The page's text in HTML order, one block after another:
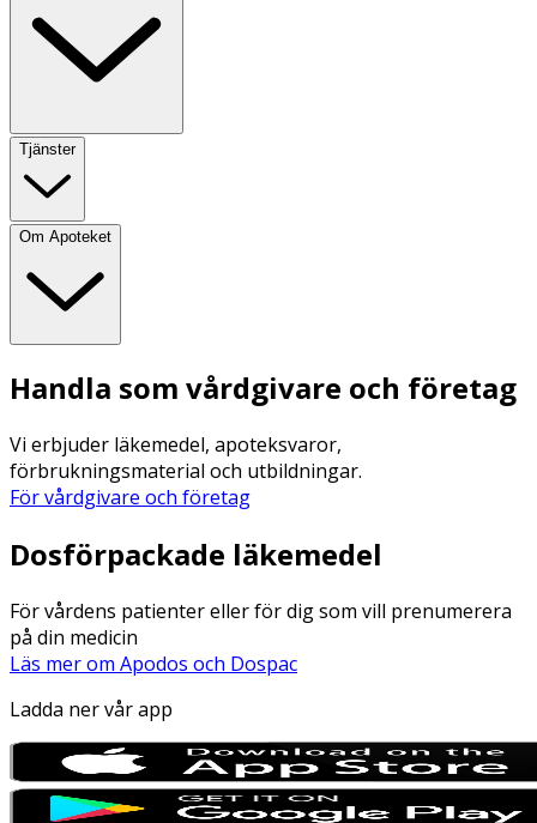
Tjänster
Om Apoteket
Handla som vårdgivare och företag
Vi erbjuder läkemedel, apoteksvaror,
förbrukningsmaterial och utbildningar.
För vårdgivare och företag
Dosförpackade läkemedel
För vårdens patienter eller för dig som vill prenumerera
på din medicin
Läs mer om Apodos och Dospac
Ladda ner vår app